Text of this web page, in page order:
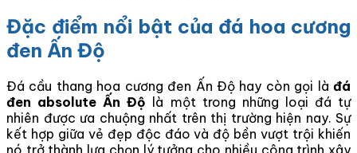
Đặc điểm nổi bật của đá hoa cương
đen Ấn Độ
Đá cầu thang hoa cương đen Ấn Độ hay còn gọi là đá
đen absolute Ấn Độ là một trong những loại đá tự
nhiên được ưa chuộng nhất trên thị trường hiện nay. Sự
kết hợp giữa vẻ đẹp độc đáo và độ bền vượt trội khiến